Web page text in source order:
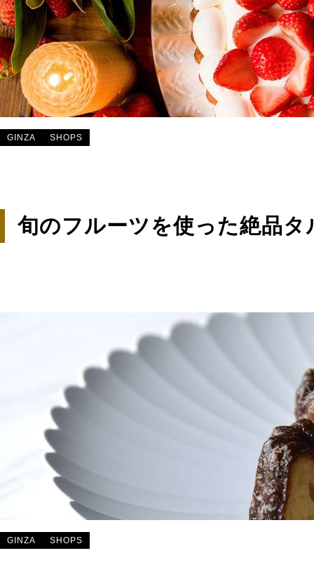
GINZA SHOPS
旬のフルーツを使った絶品
GINZA SHOPS